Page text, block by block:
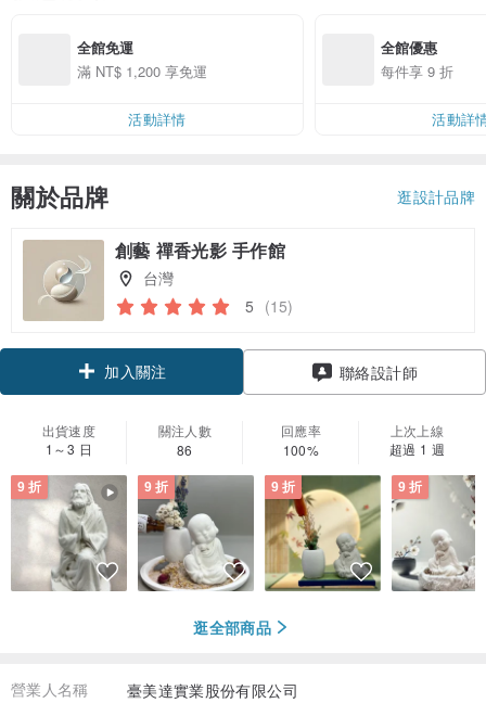
全館免運
滿 NT$ 1,200 享免運
活動詳情
全館優惠
每件享 9 折
活動詳
關於品牌 逛設計品牌
創藝 禪香光影 手作館
台灣
5 (15)
加入關注 聯絡設計師
出貨速度
1～3 日
關注人數
86
回應率
100%
上次上線
超過 1 週
9 折 9 折 9 折 9 折
逛全部商品
營業人名稱
臺美達實業股份有限公司